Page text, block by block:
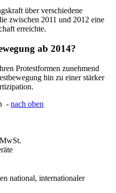
über verschiedene
zwischen 2011 und 2012 eine
erreichte.
ab 2014?
Protestformen zunehmend
hin zu einer stärker
- nach oben
national, internationaler